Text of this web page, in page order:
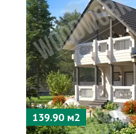
139.90 м2